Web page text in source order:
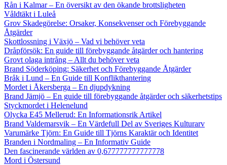
Rån i Kalmar – En översikt av den ökande brottsligheten
Våldtäkt i Luleå
Grov Skadegörelse: Orsaker, Konsekvenser och Förebyggande
Åtgärder
Skottlossning i Växjö – Vad vi behöver veta
Dråpförsök: En guide till förebyggande åtgärder och hantering
Grovt olaga intrång – Allt du behöver veta
Brand Söderköping: Säkerhet och Förebyggande Åtgärder
Bråk i Lund – En Guide till Konflikthantering
Mordet i Åkersberga – En djupdykning
Brand Jämjö – En guide till förebyggande åtgärder och säkerhetstips
Styckmordet i Helenelund
Olycka E45 Mellerud: En Informationsrik Artikel
Brand Valdemarsvik – En Värdefull Del av Sveriges Kulturarv
Varumärke Tjörn: En Guide till Tjörns Karaktär och Identitet
Branden i Nordmaling – En Informativ Guide
Den fascinerande världen av 0,677777777777778
Mord i Östersund